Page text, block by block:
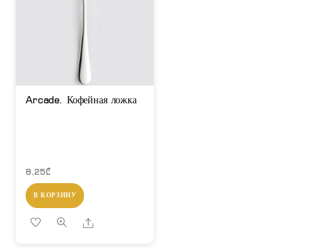
Arcade. Кофейная ложка
8,25₾
В КОРЗИНУ
Share